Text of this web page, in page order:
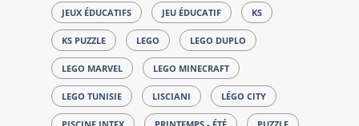
JEUX ÉDUCATIFS JEU ÉDUCATIF KS
KS PUZZLE LEGO LEGO DUPLO
LEGO MARVEL LEGO MINECRAFT
LEGO TUNISIE LISCIANI LÉGO CITY